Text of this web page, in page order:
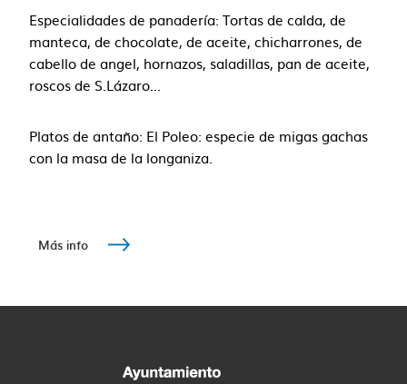
Especialidades de panadería: Tortas de calda, de
manteca, de chocolate, de aceite, chicharrones, de
cabello de angel, hornazos, saladillas, pan de aceite,
roscos de S.Lázaro...
Platos de antaño: El Poleo: especie de migas gachas
con la masa de la longaniza.
Más info